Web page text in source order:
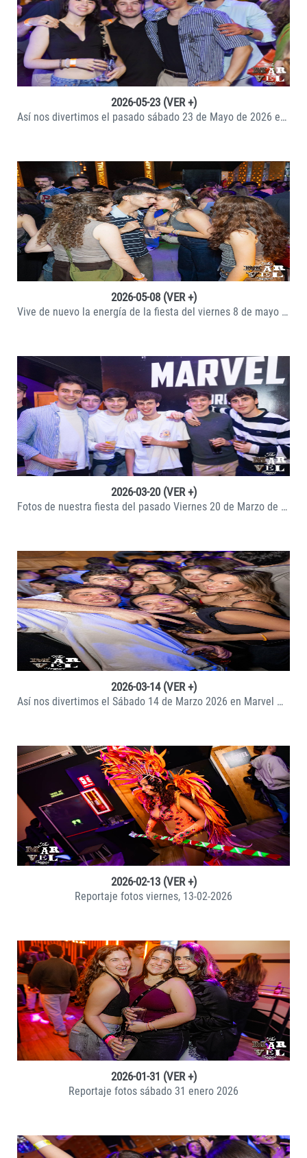
VER +
2026-05-23 (VER +)
Así nos divertimos el pasado sábado 23 de Mayo de 2026 en la sala Marvel Madrid.
VER +
2026-05-08 (VER +)
Vive de nuevo la energía de la fiesta del viernes 8 de mayo de 2026 en Discoteca Marvel Madrid, una noche llena de música, ambiente joven y el mejor r
VER +
2026-03-20 (VER +)
Fotos de nuestra fiesta del pasado Viernes 20 de Marzo de 2026 en Marvel Madrid.
VER +
2026-03-14 (VER +)
Así nos divertimos el Sábado 14 de Marzo 2026 en Marvel Madrid.
VER +
2026-02-13 (VER +)
Reportaje fotos viernes, 13-02-2026
VER +
2026-01-31 (VER +)
Reportaje fotos sábado 31 enero 2026